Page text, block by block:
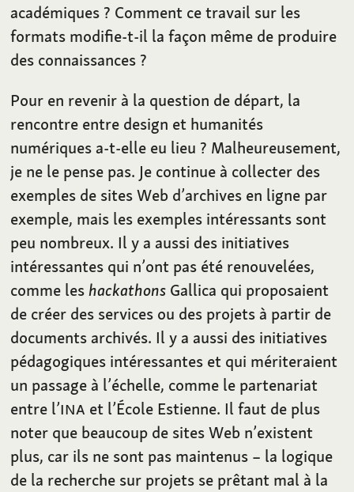
académiques ? Comment ce travail sur les
formats modifie-t-il la façon même de produire
des connaissances ?
Pour en revenir à la question de départ, la
rencontre entre design et humanités
numériques a-t-elle eu lieu ? Malheureusement,
je ne le pense pas. Je continue à collecter des
exemples de sites Web d’archives en ligne par
exemple, mais les exemples intéressants sont
peu nombreux. Il y a aussi des initiatives
intéressantes qui n’ont pas été renouvelées,
comme leshackathons Gallica qui proposaient
de créer des services ou des projets à partir de
documents archivés. Il y a aussi des initiatives
pédagogiques intéressantes et qui mériteraient
un passage à l’échelle, comme le partenariat
entre l’INA et l’École Estienne. Il faut de plus
noter que beaucoup de sites Web n’existent
plus, car ils ne sont pas maintenus – la logique
de la recherche sur projets se prêtant mal à la